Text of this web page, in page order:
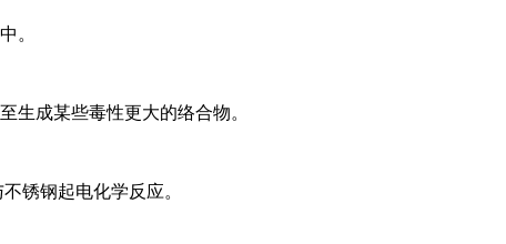
。
生成某些毒性更大的络合物。
锈钢起电化学反应。